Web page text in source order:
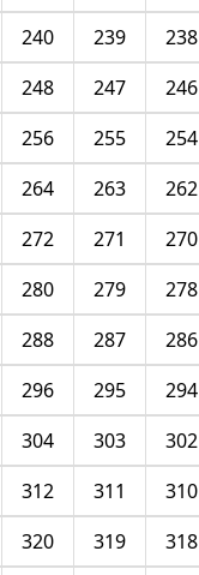
238
239
240
246
247
248
254
255
256
262
263
264
270
271
272
278
279
280
286
287
288
294
295
296
302
303
304
310
311
312
318
319
320